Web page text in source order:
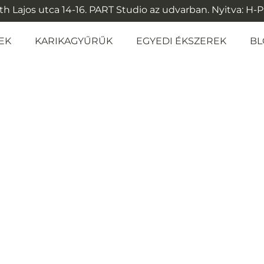
Lajos utca 14-16. PART Studio az udvarban. Nyitva: H-P:
KARIKAGYŰRŰK EGYEDI ÉKSZEREK